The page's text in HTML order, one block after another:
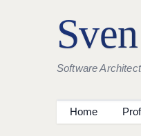
Software
Home